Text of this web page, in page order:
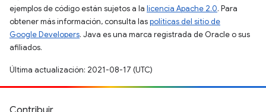
ejemplos de código están sujetos a la licencia Apache 2.0. Para
obtener más información, consulta laspolíticas del sitio de
Google Developers. Java es una marca registrada de Oracle o sus
afiliados.
Última actualización: 2021-08-17 (UTC)